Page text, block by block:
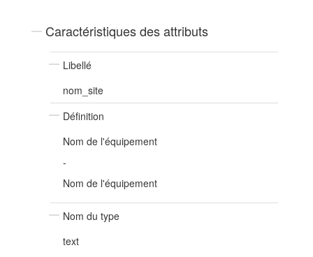
Caractéristiques des attributs
Libellé
nom_site
Définition
Nom de l'équipement
-
Nom de l'équipement
Nom du type
text